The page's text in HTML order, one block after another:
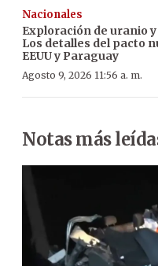
Nacionales
Exploración de uranio
Los detalles del pacto
EEUU y Paraguay
Agosto 9, 2026 11:56 a. m.
Notas más